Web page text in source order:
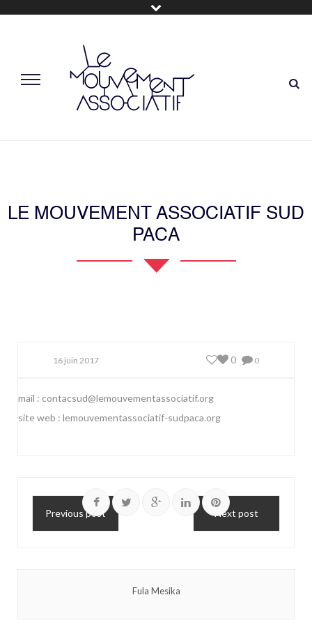
LE MOUVEMENT ASSOCIATIF SUD
PACA
16 juin 2017 0
0
mail : contacsud@lemouvementassociatif.org
site web : lemouvementassociatif-sudpaca.org
Previous post Next post
Fula Mesika